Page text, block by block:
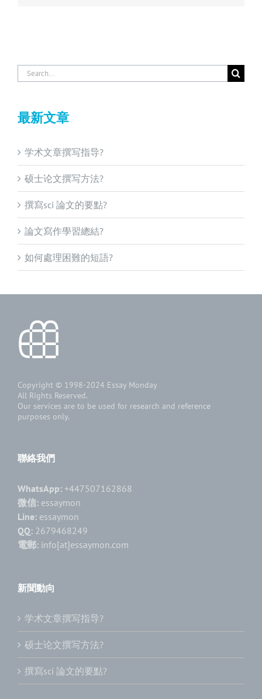
Search
for:
最新文章
学术文章撰写指导?
硕士论文撰写方法?
撰寫sci 論文的要點?
論文寫作學習總結?
如何處理困難的短語?
Copyright © 1998-2024 Essay Monday
All Rights Reserved.
Our services are to be used for research and reference
purposes only.
聯絡我們
WhatsApp: +447507162868
微信: essaymon
Line: essaymon
QQ: 2679468249
電郵: info[at]essaymon.com
新聞動向
学术文章撰写指导?
硕士论文撰写方法?
撰寫sci 論文的要點?